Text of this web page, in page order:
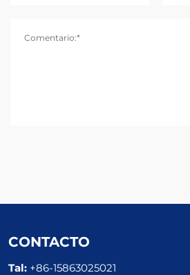
Comentario:*
CONTACTO
Tal: +86-15863025021